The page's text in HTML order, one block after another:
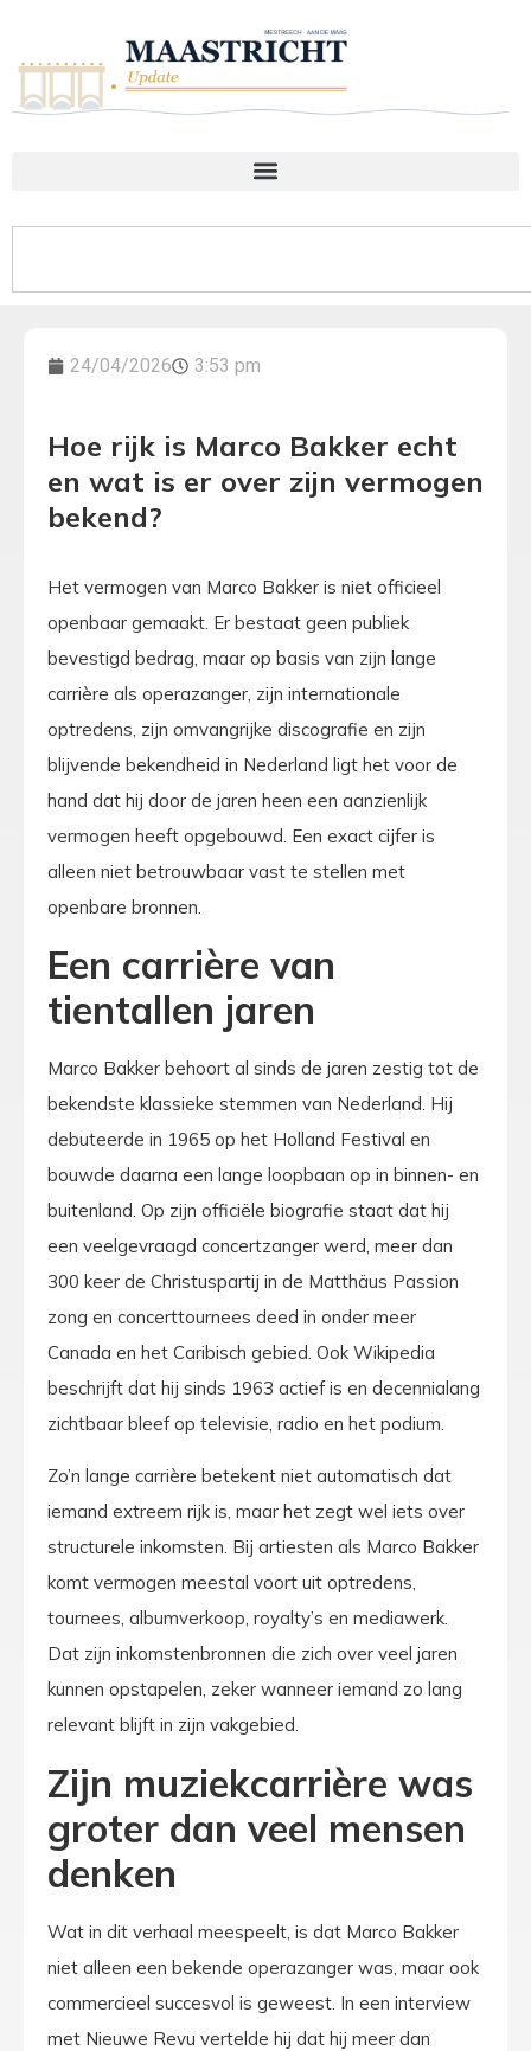
24/04/2026 3:53 pm
Hoe rijk is Marco Bakker echt
en wat is er over zijn vermogen
bekend?
Het vermogen van Marco Bakker is niet officieel
openbaar gemaakt. Er bestaat geen publiek
bevestigd bedrag, maar op basis van zijn lange
carrière als operazanger, zijn internationale
optredens, zijn omvangrijke discografie en zijn
blijvende bekendheid in Nederland ligt het voor de
hand dat hij door de jaren heen een aanzienlijk
vermogen heeft opgebouwd. Een exact cijfer is
alleen niet betrouwbaar vast te stellen met
openbare bronnen.
Een carrière van
tientallen jaren
Marco Bakker behoort al sinds de jaren zestig tot de
bekendste klassieke stemmen van Nederland. Hij
debuteerde in 1965 op het Holland Festival en
bouwde daarna een lange loopbaan op in binnen- en
buitenland. Op zijn officiële biografie staat dat hij
een veelgevraagd concertzanger werd, meer dan
300 keer de Christuspartij in de Matthäus Passion
zong en concerttournees deed in onder meer
Canada en het Caribisch gebied. Ook Wikipedia
beschrijft dat hij sinds 1963 actief is en decennialang
zichtbaar bleef op televisie, radio en het podium.
Zo’n lange carrière betekent niet automatisch dat
iemand extreem rijk is, maar het zegt wel iets over
structurele inkomsten. Bij artiesten als Marco Bakker
komt vermogen meestal voort uit optredens,
tournees, albumverkoop, royalty’s en mediawerk.
Dat zijn inkomstenbronnen die zich over veel jaren
kunnen opstapelen, zeker wanneer iemand zo lang
relevant blijft in zijn vakgebied.
Zijn muziekcarrière was
groter dan veel mensen
denken
Wat in dit verhaal meespeelt, is dat Marco Bakker
niet alleen een bekende operazanger was, maar ook
commercieel succesvol is geweest. In een interview
met Nieuwe Revu vertelde hij dat hij meer dan